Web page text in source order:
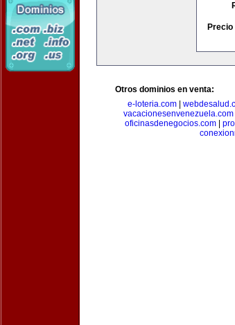
Otros dominios en venta:
e-loteria.com
vacacionesenvenezuela.com|
oficinasdenegocios.com